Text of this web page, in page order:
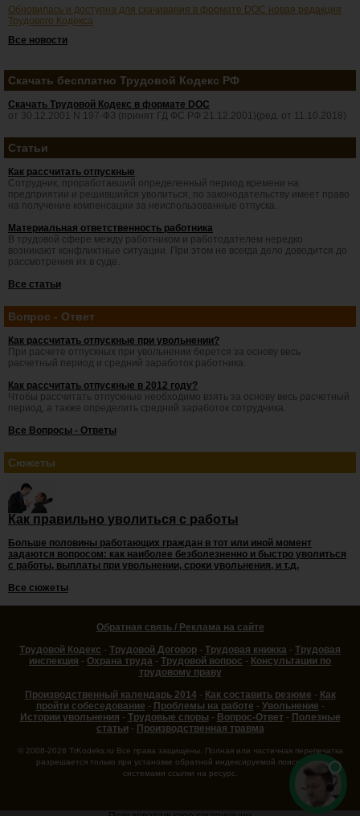
Обновилась и доступна для скачивания в формате DOC новая редакция
Трудового Кодекса
Все новости
Скачать бесплатно Трудовой Кодекс РФ
Скачать Трудовой Кодекс в формате DOC
от 30.12.2001 N 197-ФЗ (принят ГД ФС РФ 21.12.2001)(ред. от 11.10.2018)
Статьи
Как рассчитать отпускные
Сотрудник, проработавший определенный период времени на
предприятии и решившийся уволиться, по законодательству имеет право
на получение компенсации за неиспользованные отпуска.
Материальная ответственность работника
В трудовой сфере между работником и работодателем нередко
возникают конфликтные ситуации. При этом не всегда дело доводится до
рассмотрения их в суде.
Все статьи
Вопрос - Ответ
Как рассчитать отпускные при увольнении?
При расчете отпускных при увольнении берется за основу весь
расчетный период и средний заработок работника.
Как рассчитать отпускные в 2012 году?
Чтобы рассчитать отпускные необходимо взять за основу весь расчетный
период, а также определить средний заработок сотрудника.
Все Вопросы - Ответы
Сюжеты
Как правильно уволиться с работы
Больше половины работающих граждан в тот или иной момент
задаются вопросом: как наиболее безболезненно и быстро уволиться
с работы, выплаты при увольнении, сроки увольнения, и т.д.
Все сюжеты
Обратная связь / Реклама на сайте
Трудовой Кодекс - Трудовой Договор - Трудовая книжка - Трудовая
инспекция - Охрана труда - Трудовой вопрос - Консультации по
трудовому праву
Производственный календарь 2014- Как составить резюме - Как
пройти собеседование - Проблемы на работе - Увольнение -
Истории увольнения - Трудовые споры - Вопрос-Ответ- Полезные
статьи- Производственная травма
© 2008-2026 TrKodeks.ru Все права защищены. Полная или частичная перепечатка
разрешается только при установке обратной индексируемой поисковыми
системами ссылки на ресурс.